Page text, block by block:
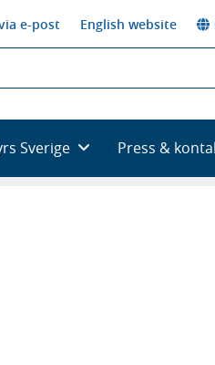
e-post English website
Sverige Press &